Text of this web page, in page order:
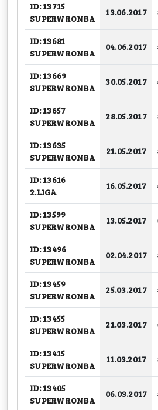
ID: 13715
SUPERWRONBA
13.06.2017
ID: 13681
SUPERWRONBA
04.06.2017
ID: 13669
SUPERWRONBA
30.05.2017
ID: 13657
SUPERWRONBA
28.05.2017
ID: 13635
SUPERWRONBA
21.05.2017
ID: 13616
2.LIGA
16.05.2017
ID: 13599
SUPERWRONBA
13.05.2017
ID: 13496
SUPERWRONBA
02.04.2017
ID: 13459
SUPERWRONBA
25.03.2017
ID: 13455
SUPERWRONBA
21.03.2017
ID: 13415
SUPERWRONBA
11.03.2017
ID: 13405
SUPERWRONBA
06.03.2017